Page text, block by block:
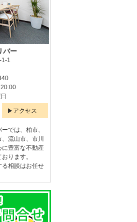
バー
1-1
アクセス
では、柏市、
流山市、市川
に豊富な不動産
ります。
る相談はお任せ